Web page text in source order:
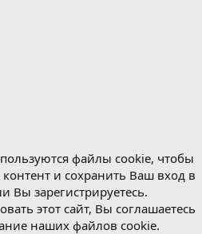
файлы cookie, чтобы
и сохранить Ваш вход в
Вы зарегистрируетесь.
этот сайт, Вы соглашаетесь
наших файлов cookie.